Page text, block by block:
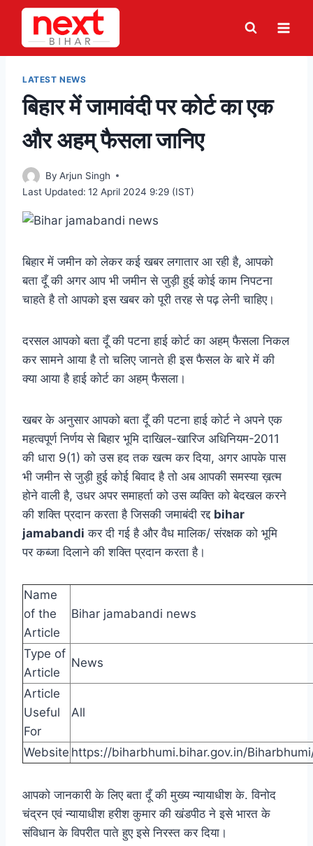
Skip
content
LATEST NEWS
बिहार में जामावंदी पर कोर्ट का एक
और अहम् फैसला जानिए
By Arjun Singh
Last Updated: 12 April 2024 9:29 (IST)
बिहार में जमीन को लेकर कई खबर लगातार आ रही है, आपको
बता दूँ की अगर आप भी जमीन से जुड़ी हुई कोई काम निपटना
चाहते है तो आपको इस खबर को पूरी तरह से पढ़ लेनी चाहिए।
दरसल आपको बता दूँ की पटना हाई कोर्ट का अहम् फैसला निकल
कर सामने आया है तो चलिए जानते ही इस फैसल के बारे में की
क्या आया है हाई कोर्ट का अहम् फैसला।
खबर के अनुसार आपको बता दूँ की पटना हाई कोर्ट ने अपने एक
महत्वपूर्ण निर्णय से बिहार भूमि दाखिल-खारिज अधिनियम-2011
की धारा 9(1) को उस हद तक खत्म कर दिया, अगर आपके पास
भी जमीन से जुड़ी हुई कोई बिवाद है तो अब आपकी समस्या ख़त्म
होने वाली है, उधर अपर समाहर्ता को उस व्यक्ति को बेदखल करने
की शक्ति प्रदान करता है जिसकी जमाबंदी रद्द bihar
jamabandi कर दी गई है और वैध मालिक/ संरक्षक को भूमि
पर कब्जा दिलाने की शक्ति प्रदान करता है।
Name
of the
Article
Bihar jamabandi news
Type of
Article
News
Article
Useful
For
All
Website https://biharbhumi.bihar.gov.in/
आपको जानकारी के लिए बता दूँ की मुख्य न्यायाधीश के. विनोद
चंद्रन एवं न्यायाधीश हरीश कुमार की खंडपीठ ने इसे भारत के
संविधान के विपरीत पाते हुए इसे निरस्त कर दिया।